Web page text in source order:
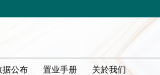
据公布 置业手册 关於我们